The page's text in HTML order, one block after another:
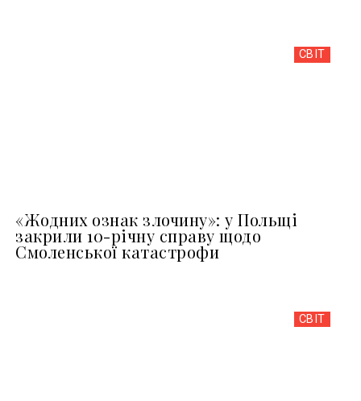
СВІТ
«Жодних ознак злочину»: у Польщі
закрили 10-річну справу щодо
Смоленської катастрофи
СВІТ